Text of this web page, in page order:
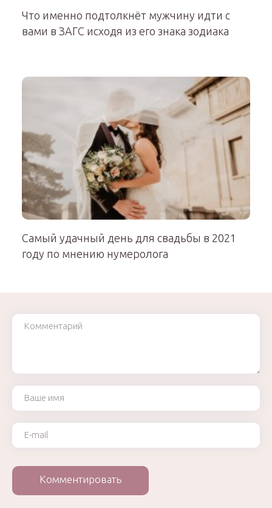
Что именно подтолкнёт мужчину идти с
вами в ЗАГС исходя из его знака зодиака
Самый удачный день для свадьбы в 2021
году по мнению нумеролога
Комментарий
Ваше имя
Ваш e-mail
Комментировать